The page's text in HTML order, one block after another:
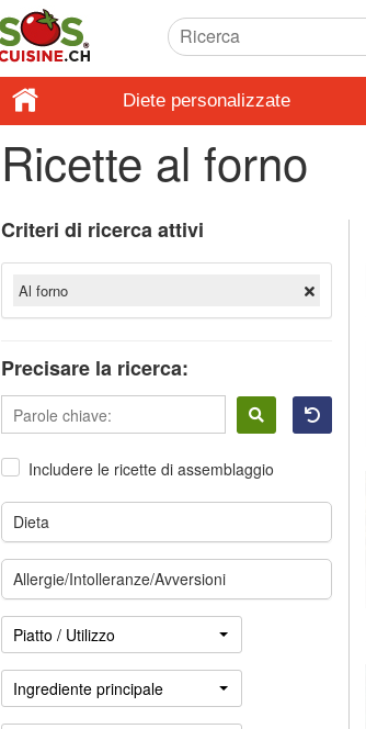
Diete personalizzate
Ricette al forno
Criteri di ricerca attivi
Al forno
Precisare la ricerca:
Includere le ricette di assemblaggio
Dieta
Allergie/Intolleranze/Avversioni
Piatto / Utilizzo
Ingrediente principale